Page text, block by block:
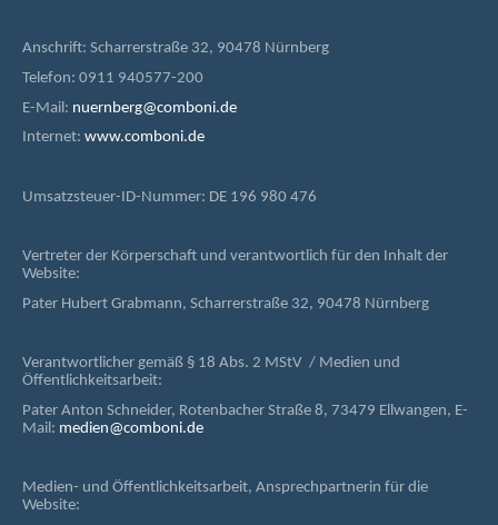
Anschrift: Scharrerstraße 32, 90478 Nürnberg
Telefon: 0911 940577-200
E-Mail: nuernberg@comboni.de
Internet: www.comboni.de
Umsatzsteuer-ID-Nummer: DE 196 980 476
Vertreter der Körperschaft und verantwortlich für den Inhalt der
Website:
Pater Hubert Grabmann, Scharrerstraße 32, 90478 Nürnberg
Verantwortlicher gemäß § 18 Abs. 2 MStV / Medien und
Öffentlichkeitsarbeit:
Pater Anton Schneider, Rotenbacher Straße 8, 73479 Ellwangen, E-
Mail: medien@comboni.de
Medien- und Öffentlichkeitsarbeit, Ansprechpartnerin für die
Website: